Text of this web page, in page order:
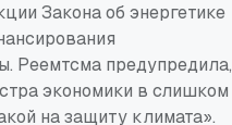
Закона об энергетике
Реемтсма предупредила,
экономики в слишком
на защиту климата».